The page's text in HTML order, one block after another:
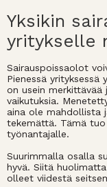
Yksikin
yritykselle
Sairauspoissaolot
Pienessä yrityksessä
on usein merkittävää
vaikutuksia.
aina ole mahdollista
tekemättä. Tämä tuo
työnantajalle.
Suurimmalla osalla
hyvä. Siitä
olleet viidestä